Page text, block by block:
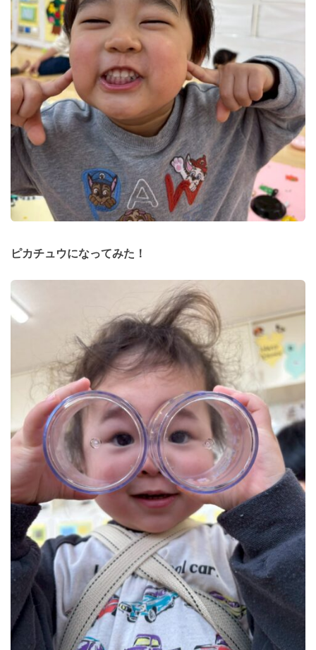
ピカチュウになってみた！